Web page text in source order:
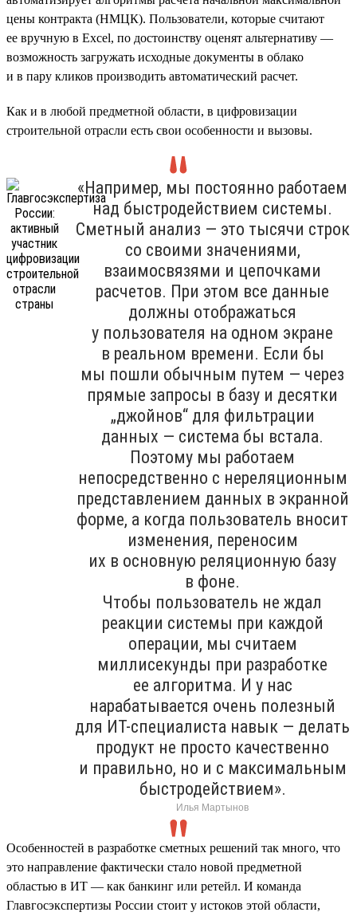
цены контракта (НМЦК). Пользователи, которые считают
ее вручную в Excel, по достоинству оценят альтернативу —
возможность загружать исходные документы в облако
и в пару кликов производить автоматический расчет.
Как и в любой предметной области, в цифровизации
строительной отрасли есть свои особенности и вызовы.
«Например, мы постоянно работаем
над быстродействием системы.
Сметный анализ — это тысячи строк
со своими значениями,
взаимосвязями и цепочками
расчетов. При этом все данные
должны отображаться
у пользователя на одном экране
в реальном времени. Если бы
мы пошли обычным путем — через
прямые запросы в базу и десятки
„джойнов“ для фильтрации
данных — система бы встала.
Поэтому мы работаем
непосредственно с нереляционным
представлением данных в экранной
форме, а когда пользователь вносит
изменения, переносим
их в основную реляционную базу
в фоне.
Чтобы пользователь не ждал
реакции системы при каждой
операции, мы считаем
миллисекунды при разработке
ее алгоритма. И у нас
нарабатывается очень полезный
для ИТ-специалиста навык — делать
продукт не просто качественно
и правильно, но и с максимальным
быстродействием».
Илья Мартынов
Особенностей в разработке сметных решений так много, что
это направление фактически стало новой предметной
областью в ИТ — как банкинг или ретейл. И команда
Главгосэкспертизы России стоит у истоков этой области,